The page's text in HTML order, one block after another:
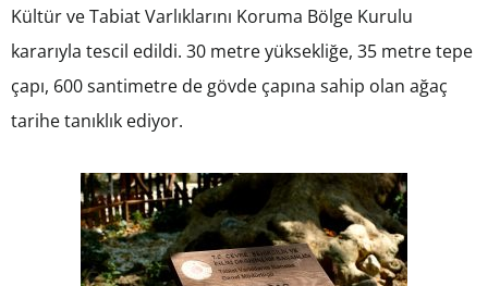
Kültür ve Tabiat Varlıklarını Koruma Bölge Kurulu
kararıyla tescil edildi. 30 metre yüksekliğe, 35 metre tepe
çapı, 600 santimetre de gövde çapına sahip olan ağaç
tarihe tanıklık ediyor.